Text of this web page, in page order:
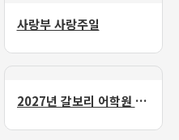
사랑부 사랑주일
2027년 갈보리 어학원 유치부 신입생 모집